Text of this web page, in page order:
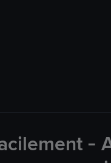
-